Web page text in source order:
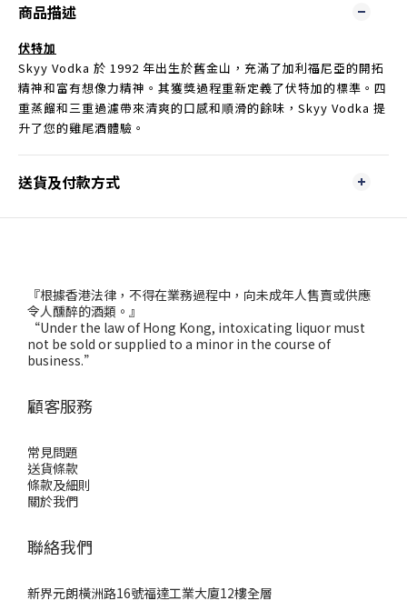
商品描述
伏特加
Skyy Vodka 於 1992 年出生於舊金山，充滿了加利福尼亞的開拓
精神和富有想像力精神。其獲獎過程重新定義了伏特加的標準。四
重蒸餾和三重過濾帶來清爽的口感和順滑的餘味，Skyy Vodka 提
升了您的雞尾酒體驗。
送貨及付款方式
『根據香港法律，不得在業務過程中，向未成年人售賣或供應
令人醺醉的酒類。』
“Under the law of Hong Kong, intoxicating liquor must
not be sold or supplied to a minor in the course of
business.”
顧客服務
常見問題
送貨條款
條款及細則
關於我們
聯絡我們
新界元朗橫洲路16號福達工業大廈12樓全層